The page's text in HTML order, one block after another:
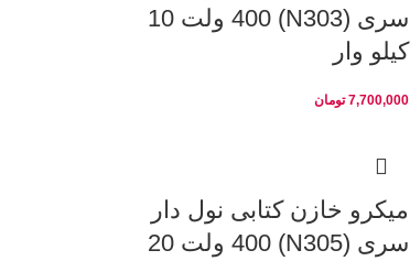
سری (N303) 400 ولت 10
کیلو وار
7,700,000 تومان
میکرو خازن کتابی نول دار
سری (N305) 400 ولت 20